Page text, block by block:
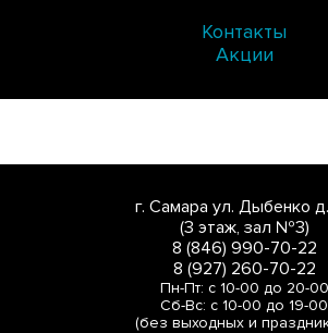
Контакты
Акции
г. Самара ул. Дыбенко
(3 этаж, зал №3)
8 (846) 990-70-22
8 (927) 260-70-22
Пн-Пт: с 10-00 до 20-00
Сб-Вс: с 10-00 до 19-00
(без выходных и